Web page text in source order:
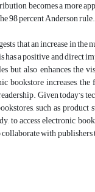
becomes a more
98 percent Anderson
that an increase in
has a positive and
but also enhances
bookstore increases,
Given today’s
such as product
to access electronic
with